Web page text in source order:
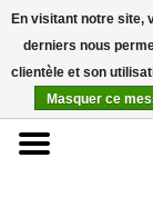
EUR
Accueil
En visitant notre site,
derniers nous
clientèle et son
Masquer ce